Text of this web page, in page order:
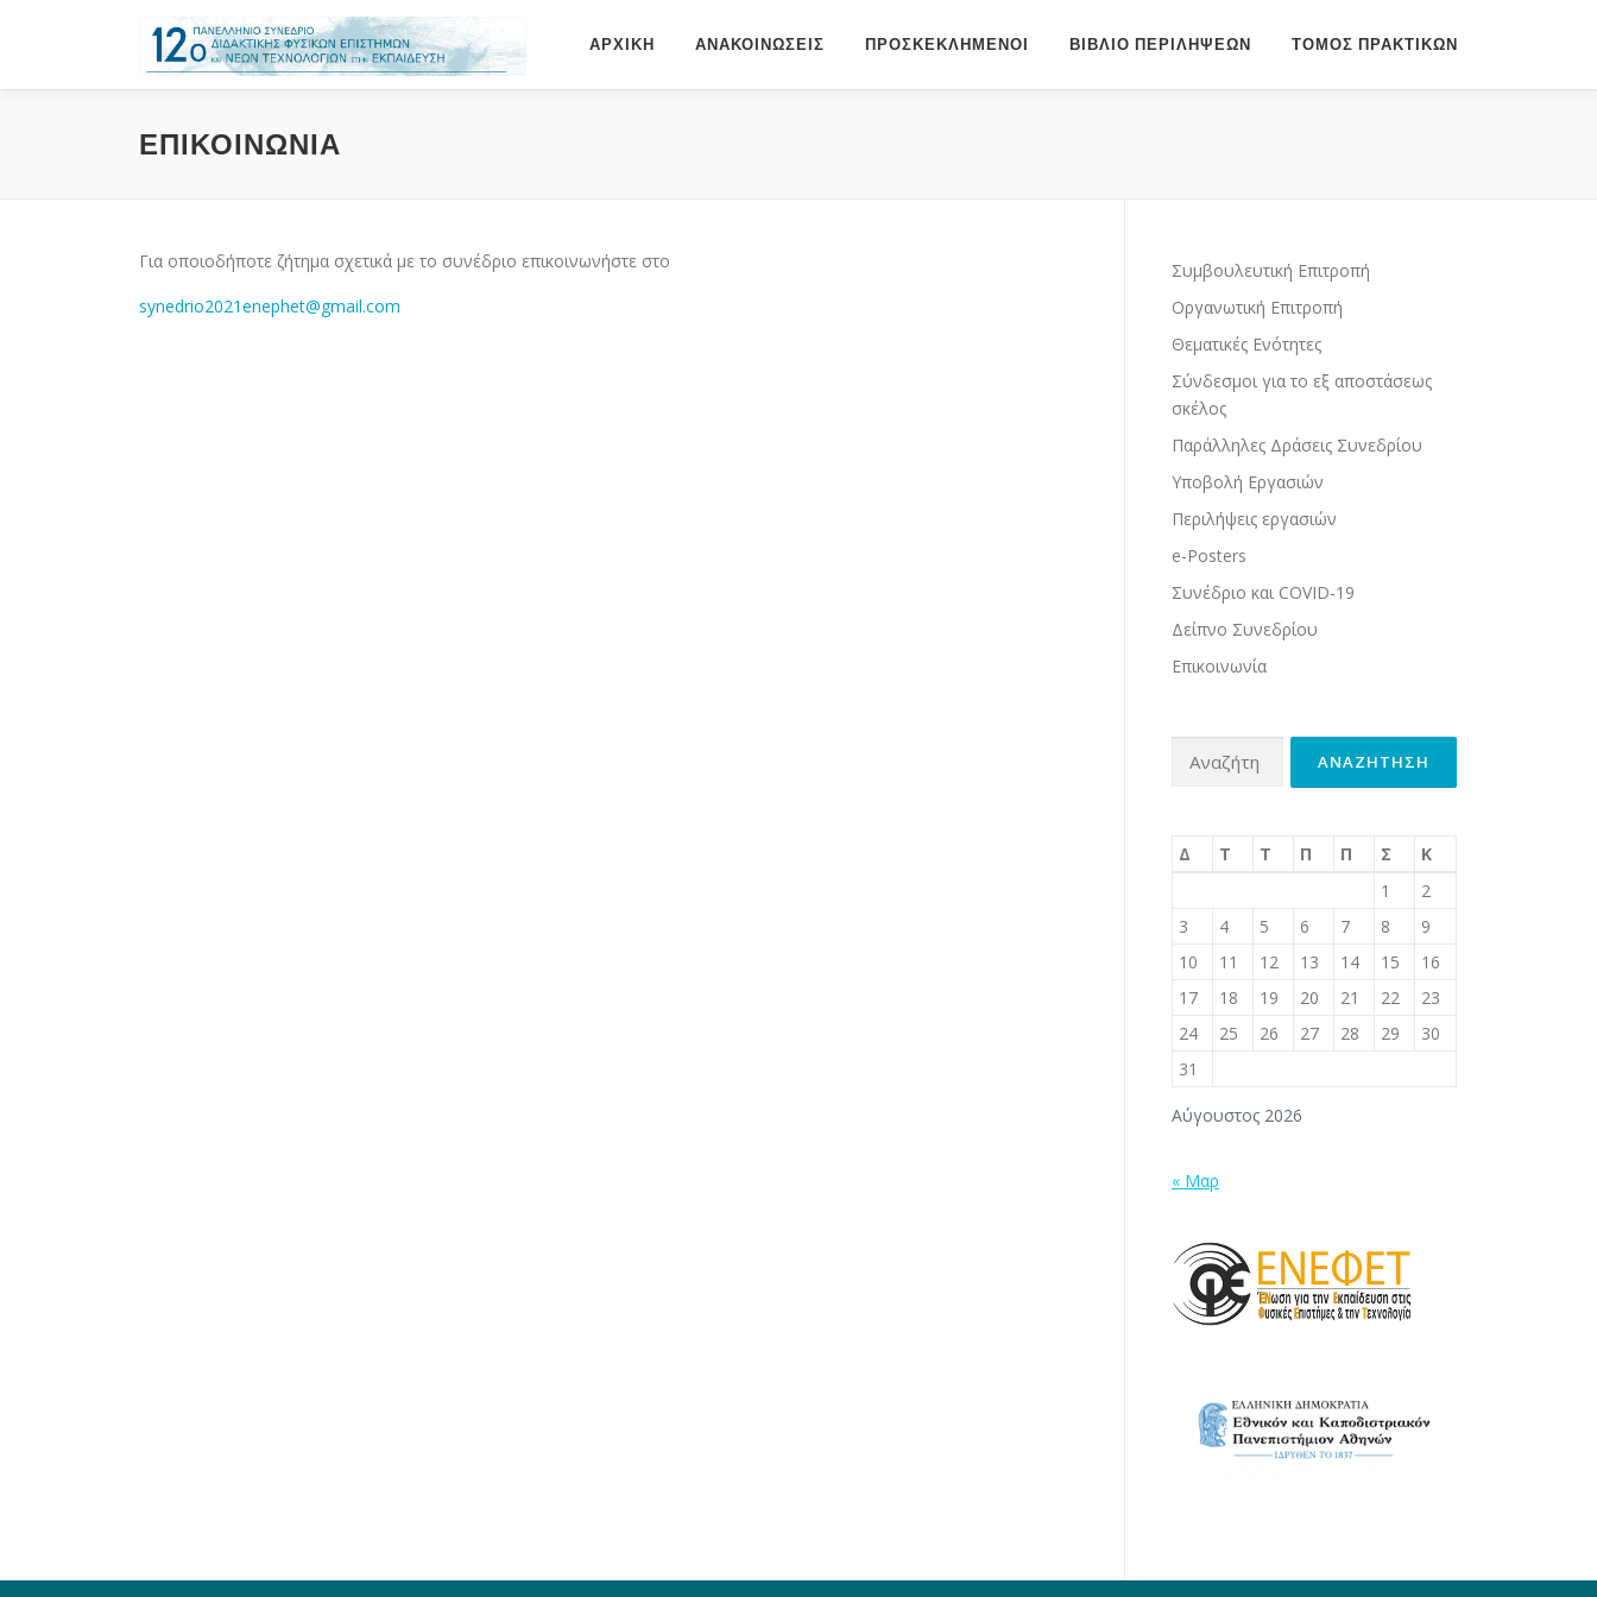
Προχωρήστε στο περιεχόμενο
ΑΡΧΙΚΗ ΑΝΑΚΟΙΝΩΣΕΙΣ ΠΡΟΣΚΕΚΛΗΜΕΝΟΙ ΒΙΒΛΙΟ ΠΕΡΙΛΗΨΕΩΝ ΤΟΜΟΣ ΠΡΑΚΤΙΚΩΝ
ΕΠΙΚΟΙΝΩΝΊΑ
Για οποιοδήποτε ζήτημα σχετικά με το συνέδριο επικοινωνήστε στο
synedrio2021enephet@gmail.com
Συμβουλευτική Επιτροπή
Οργανωτική Επιτροπή
Θεματικές Ενότητες
Σύνδεσμοι για το εξ αποστάσεως
σκέλος
Παράλληλες Δράσεις Συνεδρίου
Υποβολή Εργασιών
Περιλήψεις εργασιών
e-Posters
Συνέδριο και COVID-19
Δείπνο Συνεδρίου
Επικοινωνία
Αναζήτηση για:
Αύγουστος 2026
Δ Τ Τ Π Π Σ
Κ
1
2
3
4 5 6 7 8
9
10
11 12 13 14 15
16
17
18 19 20 21 22
23
24
25 26 27 28 29
30
31
« Μαρ